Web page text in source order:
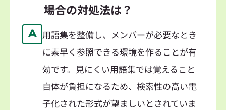
場合の対処法は？
A 用語集を整備し、メンバーが必要なとき
に素早く参照できる環境を作ることが有
効です。見にくい用語集では覚えること
自体が負担になるため、検索性の高い電
子化された形式が望ましいとされていま